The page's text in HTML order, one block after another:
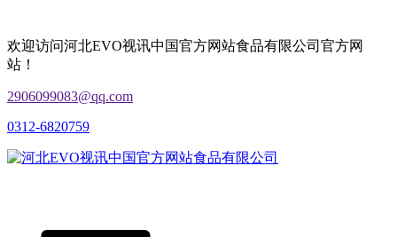
欢迎访问河北EVO视讯中国官方网站食品有限公司官方网
站！
2906099083@qq.com
0312-6820759